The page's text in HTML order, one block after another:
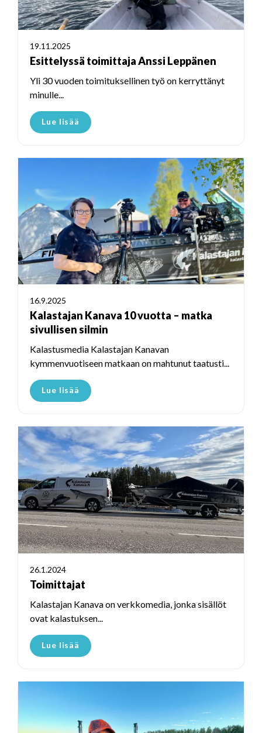
19.11.2025
Esittelyssä toimittaja Anssi Leppänen
Yli 30 vuoden toimituksellinen työ on kerryttänyt
minulle...
Lue lisää
16.9.2025
Kalastajan Kanava 10 vuotta – matka
sivullisen silmin
Kalastusmedia Kalastajan Kanavan
kymmenvuotiseen matkaan on mahtunut taatusti...
Lue lisää
26.1.2024
Toimittajat
Kalastajan Kanava on verkkomedia, jonka sisällöt
ovat kalastuksen...
Lue lisää